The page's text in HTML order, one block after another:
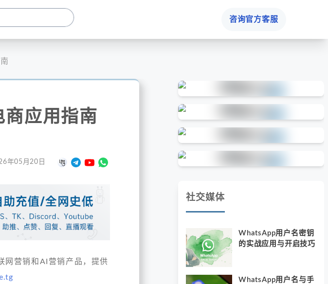
咨询官方客服
应用指南
年05月20日
网营销和AI营销产品，提供
社交媒体
WhatsApp用户名密钥
的实战应用与开启技巧
WhatsApp用户名与手